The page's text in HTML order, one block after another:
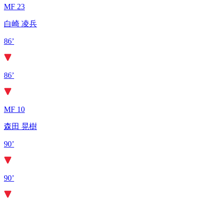
MF 23
白崎 凌兵
86’
86’
MF 10
森田 晃樹
90’
90’